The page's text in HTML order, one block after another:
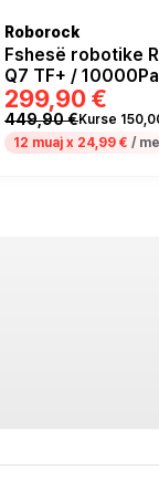
Roborock
Fshesë robotike
Q7 TF+ /
299,90 €
449,90 €Kurse
12 muaj x 24,99 € /